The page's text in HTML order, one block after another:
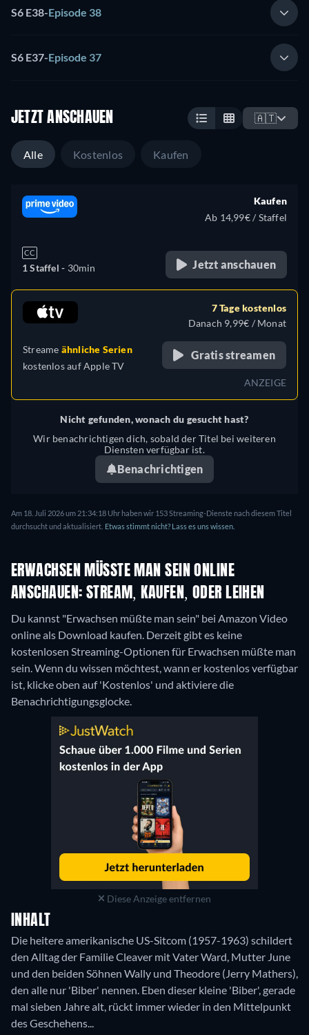
S6 E38-Episode 38
S6 E37-Episode 37
JETZT ANSCHAUEN 🇦🇹
Alle Kostenlos Kaufen
CC
1 Staffel - 30min
Kaufen
Ab 14,99€ / Staffel
Jetzt anschauen
Streame ähnliche Serien
kostenlos aufApple TV
7 Tage kostenlos
Danach 9,99€ / Monat
Gratis streamen
ANZEIGE
Nicht gefunden, wonach du gesucht hast?
Wir benachrichtigen dich, sobald der Titel bei weiteren
Diensten verfügbar ist.
Benachrichtigen
Am 18. Juli 2026 um 21:34:18 Uhr haben wir 153 Streaming-Dienste nach diesem Titel
durchsucht und aktualisiert. Etwas stimmt nicht? Lass es uns wissen.
ERWACHSEN MÜSSTE MAN SEIN ONLINE A
NSCHAUEN: STREAM, KAUFEN, ODER LEIHEN
Du kannst "Erwachsen müßte man sein" bei Amazon Video
online als Download kaufen. Derzeit gibt es keine
kostenlosen Streaming-Optionen für Erwachsen müßte man
sein. Wenn du wissen möchtest, wann er kostenlos verfügbar
ist, klicke oben auf 'Kostenlos' und aktiviere die
Benachrichtigungsglocke.
Diese Anzeige entfernen
INHALT
Die heitere amerikanische US-Sitcom (1957-1963) schildert
den Alltag der Familie Cleaver mit Vater Ward, Mutter June
und den beiden Söhnen Wally und Theodore (Jerry Mathers),
den alle nur 'Biber' nennen. Eben dieser kleine 'Biber', gerade
mal sieben Jahre alt, rückt immer wieder in den Mittelpunkt
des Geschehens...